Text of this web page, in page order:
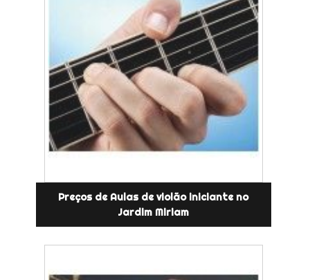
Preços de Aulas de violão iniciante no
Jardim Miriam